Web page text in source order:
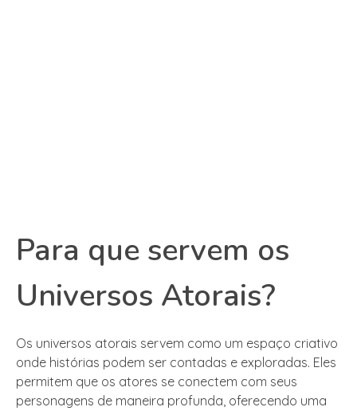
Para que servem os
Universos Atorais?
Os universos atorais servem como um espaço criativo
onde histórias podem ser contadas e exploradas. Eles
permitem que os atores se conectem com seus
personagens de maneira profunda, oferecendo uma